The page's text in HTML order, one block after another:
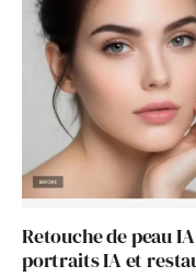
Retouche de peau
portraits IA et